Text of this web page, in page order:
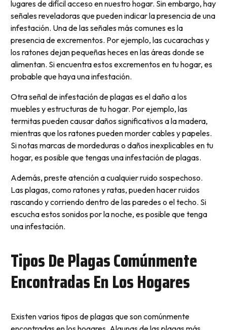
lugares de difícil acceso en nuestro hogar. Sin embargo, hay
señales reveladoras que pueden indicar la presencia de una
infestación. Una de las señales más comunes es la
presencia de excrementos. Por ejemplo, las cucarachas y
los ratones dejan pequeñas heces en las áreas donde se
alimentan. Si encuentra estos excrementos en tu hogar, es
probable que haya una infestación.
Otra señal de infestación de plagas es el daño a los
muebles y estructuras de tu hogar. Por ejemplo, las
termitas pueden causar daños significativos a la madera,
mientras que los ratones pueden morder cables y papeles.
Si notas marcas de mordeduras o daños inexplicables en tu
hogar, es posible que tengas una infestación de plagas.
Además, preste atención a cualquier ruido sospechoso.
Las plagas, como ratones y ratas, pueden hacer ruidos
rascando y corriendo dentro de las paredes o el techo. Si
escucha estos sonidos por la noche, es posible que tenga
una infestación.
Tipos De Plagas Comúnmente
Encontradas En Los Hogares
Existen varios tipos de plagas que son comúnmente